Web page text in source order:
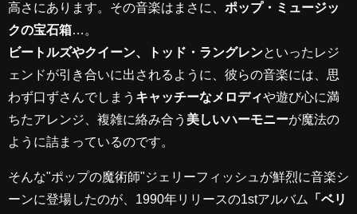
高さにあります。その音楽はまさに、 ポップ・ミュージッ
クの宝石箱…。
ビートルズやクイーン、トッド・ラングレンといったレジ
ェンドが引き合いに出されるように、彼らの音楽には、思
わず口ずさんでしまう キャッチーなメロディや遊び心に満
ちたアレンジ、複雑に絡み合う 美しいハーモニーが魔法の
ように詰まっているのです。
そんな"ポップの魔術師"ジェリーフィッシュが鮮烈に音楽シ
ーンに登場したのが、1990年リリースの1stアルバム
「ベリ